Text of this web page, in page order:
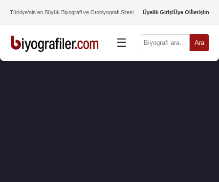
Türkiye’nin en Büyük Biyografi ve Otobiyografi Sitesi Üyelik GirişiÜye Olİletişim
☰ Ara